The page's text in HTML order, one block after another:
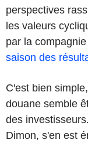
perspectives
les valeurs
par la
saison des
C'est bien
douane semble
des
Dimon, s'en est